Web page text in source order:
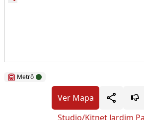
Metrô
Ver Mapa
Studio/Kitnet Jardim